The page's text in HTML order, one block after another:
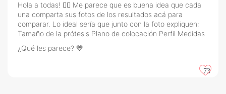
Hola a todas! 🙋‍♀️ Me parece que es buena idea que cada
una comparta sus fotos de los resultados acá para
comparar. Lo ideal sería que junto con la foto expliquen:
Tamaño de la prótesis Plano de colocación Perfil Medidas
¿Qué les parece? 💛
73